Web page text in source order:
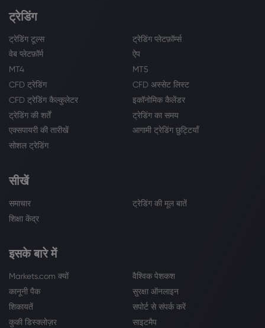
ट्रेडिंग
ट्रेडिंग टूल्स
ट्रेडिंग प्लेटफ़ॉर्म्स
वेब प्लेटफ़ॉर्म
ऐप
MT4
MT5
CFD ट्रेडिंग
CFD अस्सेट लिस्ट
CFD ट्रेडिंग कैल्कुलेटर
इकॉनोमिक कैलेंडर
ट्रेडिंग की शर्तें
ट्रेडिंग का समय
एक्सपायरी की तारीखें
आगामी ट्रेडिंग छुट्टियाँ
सोशल ट्रेडिंग
सीखें
समाचार
ट्रेडिंग की मूल बातें
शिक्षा केंद्र
इसके बारे में
Markets.com क्यों
वैश्विक पेशकश
कानूनी पैक
सुरक्षा ऑनलाइन
शिकायतें
सपोर्ट से संपर्क करें
कुकी डिस्क्लोज़र
साइटमैप